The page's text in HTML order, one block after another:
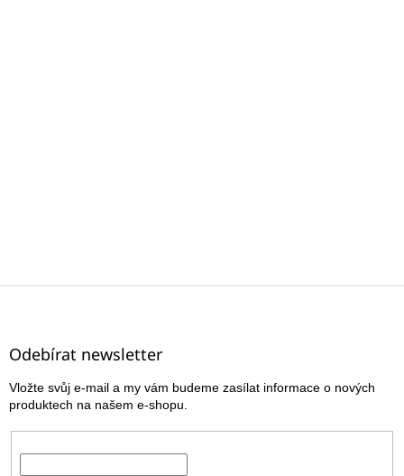
Z
Odebírat newsletter
Vložte svůj e-mail a my vám budeme zasílat informace o nových
produktech na našem e-shopu.